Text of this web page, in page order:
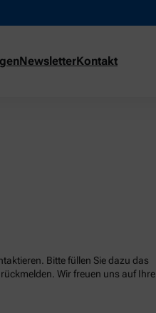
NewsletterKontakt
Bitte füllen Sie dazu das
Wir freuen uns auf Ihre